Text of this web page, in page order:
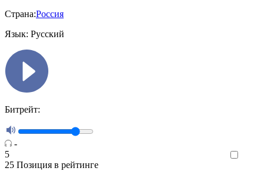
Страна:Россия
Язык: Русский
Битрейт:
-
5
25 Позиция в рейтинге